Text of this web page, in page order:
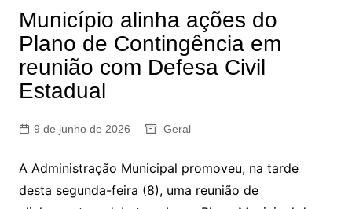
Município alinha ações do
Plano de Contingência em
reunião com Defesa Civil
Estadual
9 de junho de 2026 Geral
A Administração Municipal promoveu, na tarde
desta segunda-feira (8), uma reunião de